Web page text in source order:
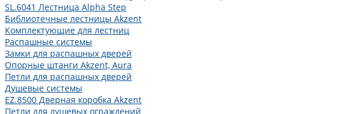
SL.6041 Лестница Alpha Step
Библиотечные лестницы Akzent
Комплектующие для лестниц
Распашные системы
Замки для распашных дверей
Опорные штанги Akzent, Aura
Петли для распашных дверей
Душевые системы
EZ.8500 Дверная коробка Akzent
Петли для душевых ограждений